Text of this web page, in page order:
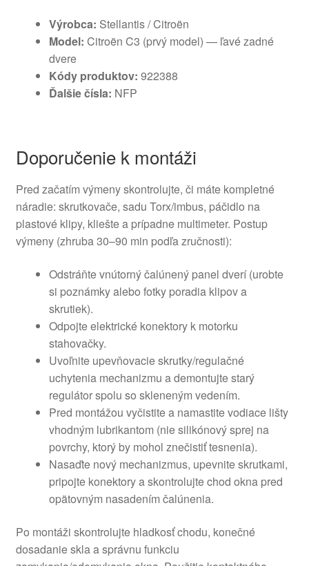
Výrobca: Stellantis / Citroën
Model: Citroën C3 (prvý model) — ľavé zadné
dvere
Kódy produktov: 922388
Ďalšie čísla: NFP
Doporučenie k montáži
Pred začatím výmeny skontrolujte, či máte kompletné
náradie: skrutkovače, sadu Torx/imbus, páčidlo na
plastové klipy, kliešte a prípadne multimeter. Postup
výmeny (zhruba 30–90 min podľa zručnosti):
Odstráňte vnútorný čalúnený panel dverí (urobte
si poznámky alebo fotky poradia klipov a
skrutiek).
Odpojte elektrické konektory k motorku
stahovačky.
Uvoľnite upevňovacie skrutky/regulačné
uchytenia mechanizmu a demontujte starý
regulátor spolu so skleneným vedením.
Pred montážou vyčistite a namastite vodiace lišty
vhodným lubrikantom (nie silikónový sprej na
povrchy, ktorý by mohol znečistiť tesnenia).
Nasaďte nový mechanizmus, upevnite skrutkami,
pripojte konektory a skontrolujte chod okna pred
opätovným nasadením čalúnenia.
Po montáži skontrolujte hladkosť chodu, konečné
dosadanie skla a správnu funkciu